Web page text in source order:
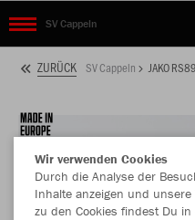
SV Cappeln
ZURÜCK SV Cappeln JAKO
Wir verwenden Cookies
Durch die Analyse der
Inhalte anzeigen und
zu den Cookies findest Du